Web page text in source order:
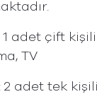
1 adet çift
TV
2 adet tek